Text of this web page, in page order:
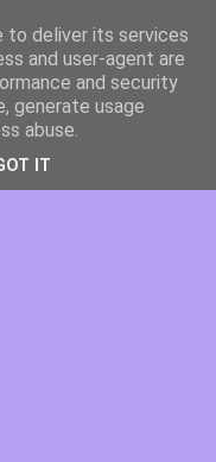
to deliver its services
and user-agent are
and security
generate usage
abuse.
IT